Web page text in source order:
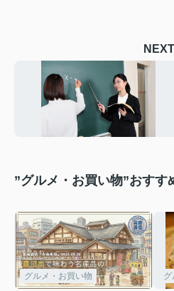
NEXT
”グルメ・お買い物”おすす
グルメ・お買い物 グ